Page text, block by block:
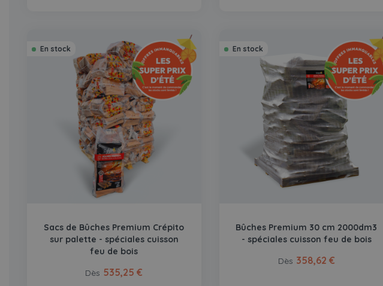
En stock
Sacs de Bûches Premium Crépito
sur palette - spéciales cuisson
feu de bois
Dès 535,25 €
En stock
Bûches Premium 30 cm 2000dm3
- spéciales cuisson feu de bois
Dès 358,62 €